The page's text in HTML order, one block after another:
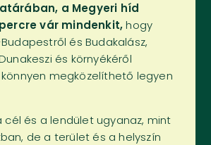
a Megyeri híd
vár mindenkit,hogy
és Budakalász,
és környékéről
megközelíthető legyen
cél és a lendület ugyanaz, mint
de a terület és a helyszín